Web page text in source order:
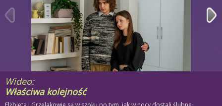
Wideo:
Właściwa kolejność